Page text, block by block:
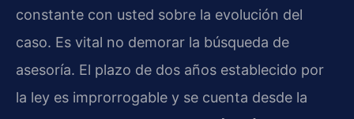
constante con usted sobre la evolución del
caso. Es vital no demorar la búsqueda de
asesoría. El plazo de dos años establecido por
la ley es improrrogable y se cuenta desde la